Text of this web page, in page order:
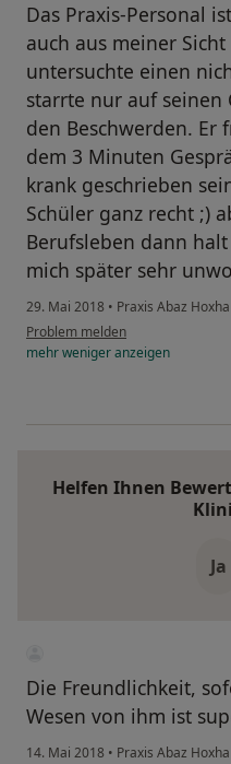
Das Praxis-Personal
auch aus meiner
untersuchte einen
starrte nur auf
den Beschwerden. Er
dem 3 Minuten
krank geschrieben
Schüler ganz recht ;)
Berufsleben dann
mich später sehr
29. Mai 2018 • Praxis Abaz
Problem melden
mehrwenigeranzeigen
Helfen Ihnen
Ja
Die Freundlichkeit,
Wesen von ihm ist
14. Mai 2018 • Praxis Abaz